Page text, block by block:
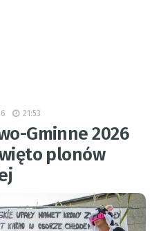
21:53
Gminne 2026
plonów